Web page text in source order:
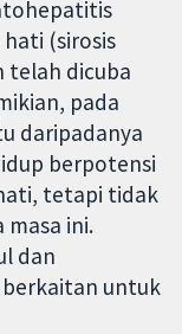
(sirosis
telah dicuba
pada
daripadanya
berpotensi
tetapi tidak
masa ini.
dan
berkaitan untuk